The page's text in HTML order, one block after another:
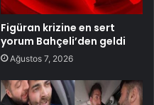
Figüran krizine en sert
yorum Bahçeli’den geldi
Ağustos 7, 2026